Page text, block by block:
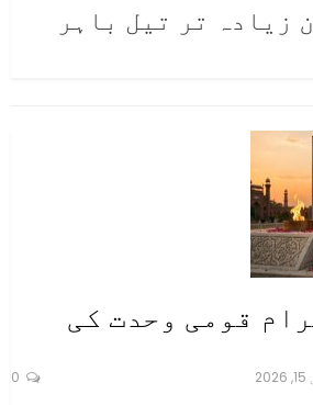
زیادہ تر تیل باہر
قومی وحدت کی